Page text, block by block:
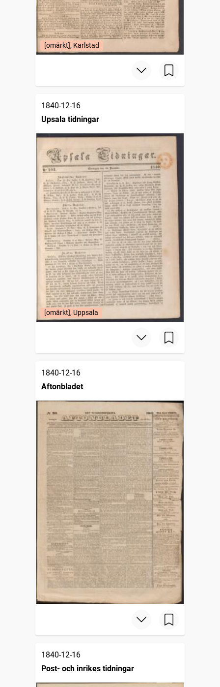
[omärkt], Karlstad
1840-12-16
Upsala tidningar
[omärkt], Uppsala
1840-12-16
Aftonbladet
1840-12-16
Post- och inrikes tidningar